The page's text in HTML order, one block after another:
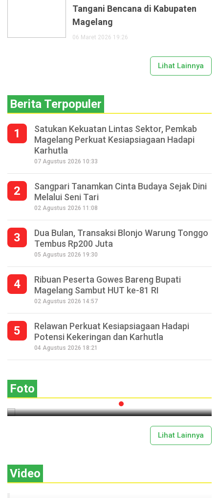
Tangani Bencana di Kabupaten
Magelang
06 Maret 2026 19:26
Lihat Lainnya
Berita Terpopuler
1
Satukan Kekuatan Lintas Sektor, Pemkab
Magelang Perkuat Kesiapsiagaan Hadapi
Karhutla
07 Agustus 2026 10:33
2
Sangpari Tanamkan Cinta Budaya Sejak Dini
Melalui Seni Tari
02 Agustus 2026 11:08
3
Dua Bulan, Transaksi Blonjo Warung Tonggo
Tembus Rp200 Juta
05 Agustus 2026 19:30
4
Ribuan Peserta Gowes Bareng Bupati
Magelang Sambut HUT ke-81 RI
02 Agustus 2026 14:57
5
Relawan Perkuat Kesiapsiagaan Hadapi
Potensi Kekeringan dan Karhutla
04 Agustus 2026 18:21
Foto
Seperempat Abad Perhelatan Festival
Lima Gunung XXV Kobarkan Semangat
Lihat Lainnya
Video